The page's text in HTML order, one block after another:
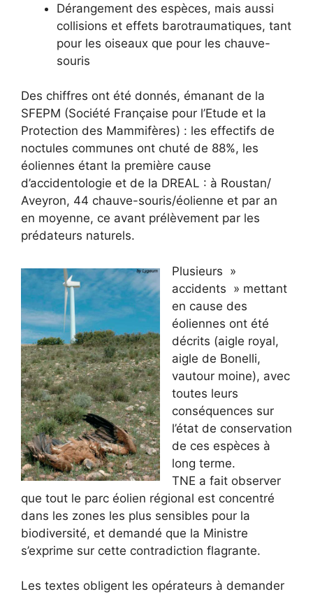
Dérangement des espèces, mais aussi
collisions et effets barotraumatiques, tant
pour les oiseaux que pour les chauve-
souris
Des chiffres ont été donnés, émanant de la
SFEPM (Société Française pour l’Etude et la
Protection des Mammifères) : les effectifs de
noctules communes ont chuté de 88%, les
éoliennes étant la première cause
d’accidentologie et de la DREAL : à Roustan/
Aveyron, 44 chauve-souris/éolienne et par an
en moyenne, ce avant prélèvement par les
prédateurs naturels.
Plusieurs »
accidents » mettant
en cause des
éoliennes ont été
décrits (aigle royal,
aigle de Bonelli,
vautour moine), avec
toutes leurs
conséquences sur
l’état de conservation
de ces espèces à
long terme.
TNE a fait observer
que tout le parc éolien régional est concentré
dans les zones les plus sensibles pour la
biodiversité, et demandé que la Ministre
s’exprime sur cette contradiction flagrante.
Les textes obligent les opérateurs à demander